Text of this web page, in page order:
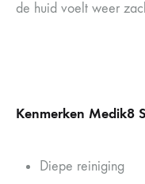
de huid voelt weer
Kenmerken Medik8
Diepe reiniging